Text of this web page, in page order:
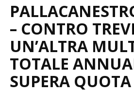
– CONTRO
UN’ALTRA
TOTALE
SUPERA